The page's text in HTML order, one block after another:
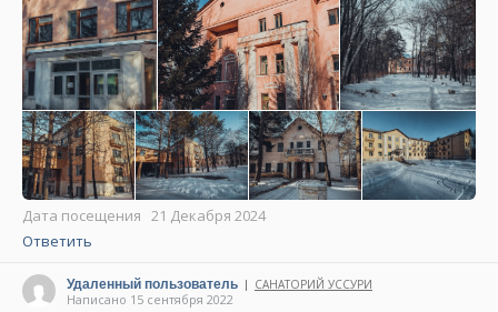
Дата посещения 21 Декабря 2024
Ответить
Удаленный пользователь | САНАТОРИЙ УССУРИ
Написано 15 сентября 2022